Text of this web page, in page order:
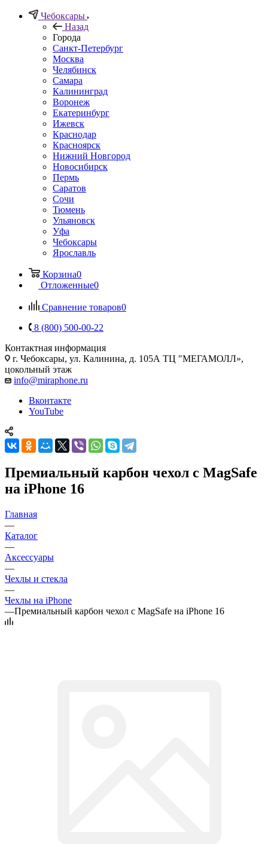
Чебоксары
Назад
Города
Санкт-Петербург
Москва
Челябинск
Самара
Калининград
Воронеж
Екатеринбург
Ижевск
Краснодар
Красноярск
Нижний Новгород
Новосибирск
Пермь
Саратов
Сочи
Тюмень
Ульяновск
Уфа
Чебоксары
Ярославль
Корзина0
Отложенные0
Сравнение товаров0
8 (800) 500-00-22
Контактная информация
г. Чебоксары, ул. Калинина, д. 105А ТЦ "МЕГАМОЛЛ»,
цокольный этаж
info@miraphone.ru
Вконтакте
YouTube
Премиальный карбон чехол с MagSafe
на iPhone 16
Главная
—
Каталог
—
Аксессуары
—
Чехлы и стекла
—
Чехлы на iPhone
—Премиальный карбон чехол с MagSafe на iPhone 16